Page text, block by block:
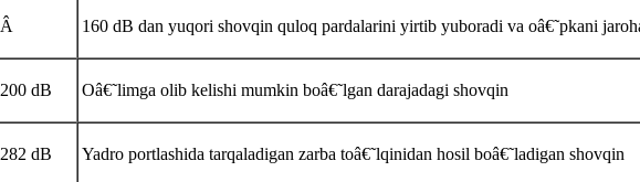
Â 160 dB dan yuqori shovqin quloq pardalarini yirtib yuboradi va oâ€˜pkani
200 dB Oâ€˜limga olib kelishi mumkin boâ€˜lgan darajadagi shovqin
282 dB Yadro portlashida tarqaladigan zarba toâ€˜lqinidan hosil boâ€˜ladigan shovqin